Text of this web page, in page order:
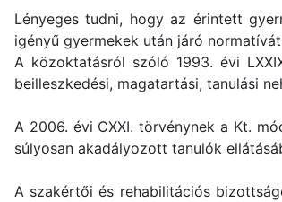
Lényeges tudni, hogy az érintett
igényű gyermekek után járó
A közoktatásról szóló 1993. évi
beilleszkedési, magatartási, tanulási
A 2006. évi CXXI. törvénynek a Kt.
súlyosan akadályozott tanulók
A szakértői és rehabilitációs